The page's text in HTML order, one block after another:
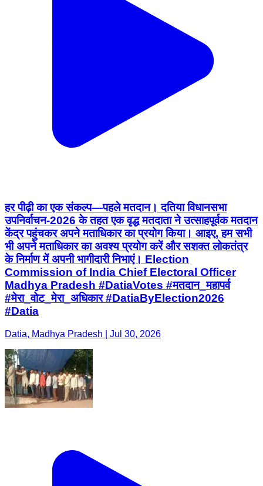
हर पीढ़ी का एक संकल्प—पहले मतदान। दतिया विधानसभा
उपनिर्वाचन-2026 के तहत एक वृद्ध मतदाता ने उत्साहपूर्वक मतदान
केंद्र पहुंचकर अपने मताधिकार का प्रयोग किया। आइए, हम सभी
भी अपने मताधिकार का अवश्य प्रयोग करें और सशक्त लोकतंत्र
के निर्माण में अपनी भागीदारी निभाएं। Election
Commission of India Chief Electoral Officer
Madhya Pradesh #DatiaVotes #मतदान_महापर्व
#मेरा_वोट_मेरा_अधिकार #DatiaByElection2026
#Datia
Datia, Madhya Pradesh | Jul 30, 2026